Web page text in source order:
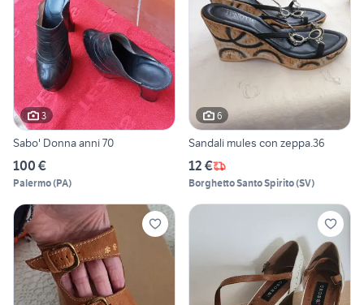
3
Sabo' Donna anni 70
100 €
Palermo(PA)
6
Sandali mules con zeppa.36
12 €
Borghetto Santo Spirito(SV)